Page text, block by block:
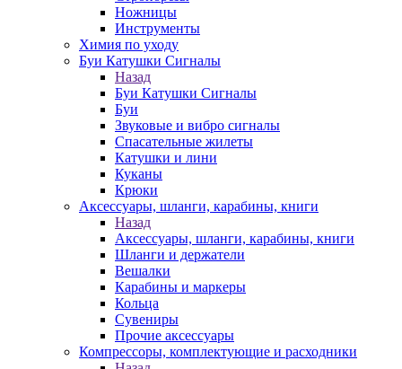
Ножницы
Инструменты
Химия по уходу
Буи Катушки Сигналы
Назад
Буи Катушки Сигналы
Буи
Звуковые и вибро сигналы
Спасательные жилеты
Катушки и лини
Куканы
Крюки
Аксессуары, шланги, карабины, книги
Назад
Аксессуары, шланги, карабины, книги
Шланги и держатели
Вешалки
Карабины и маркеры
Кольца
Сувениры
Прочие аксессуары
Компрессоры, комплектующие и расходники